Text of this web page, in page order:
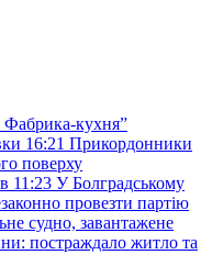
Фабрика-кухня”
16:21 Прикордонники
поверху
11:23 У Болградському
провезти партію
судно, завантажене
постраждало житло та